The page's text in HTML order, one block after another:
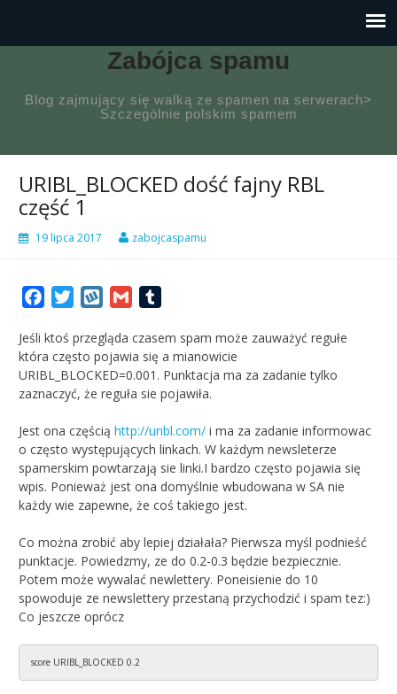
Zabójca spamu
Blog zajmujący się walką ze spamen na serwerach>
Szczególnie polskim spamem
URIBL_BLOCKED dość fajny RBL
część 1
19 lipca 2017 zabojcaspamu
FacebookTwitterWykopGmail
Jeśli ktoś przegląda czasem spam może zauważyć regułe
która często pojawia się a mianowicie
URIBL_BLOCKED=0.001. Punktacja ma za zadanie tylko
zaznaczyć, że reguła sie pojawiła.
Jest ona częścią http://uribl.com/ i ma za zadanie informowac
o często występujących linkach. W każdym newsleterze
spamerskim powtarzają sie linki.I bardzo często pojawia się
wpis. Ponieważ jest ona domyślnie wbudowana w SA nie
każdy wie zapewne, że coś takiego jest.
Co można zrobić aby lepiej działała? Pierwsza myśl podnieść
punktacje. Powiedzmy, ze do 0.2-0.3 będzie bezpiecznie.
Potem może wywalać newlettery. Poneisienie do 10
spowoduje ze newslettery przestaną przychodzić i spam tez:)
Co jeszcze oprócz
score URIBL_BLOCKED 0.2